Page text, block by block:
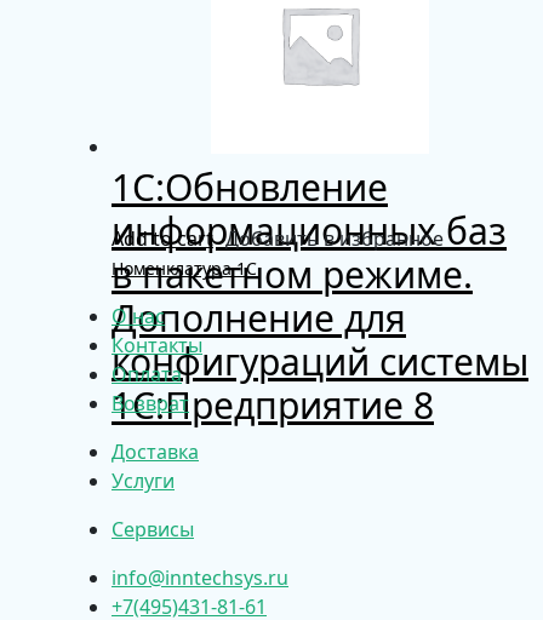
1С:Обновление
информационных баз
в пакетном режиме.
Дополнение для
конфигураций системы
1С:Предприятие 8
Add to cart Добавить в избранное
Номенклатура 1С
О нас
Контакты
Оплата
Возврат
Доставка
Услуги
Сервисы
info@inntechsys.ru
+7(495)431-81-61